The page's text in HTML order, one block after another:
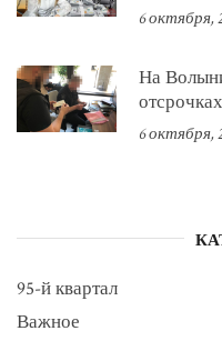
6 октября,
На
6 октября,
95-й квартал
Важное